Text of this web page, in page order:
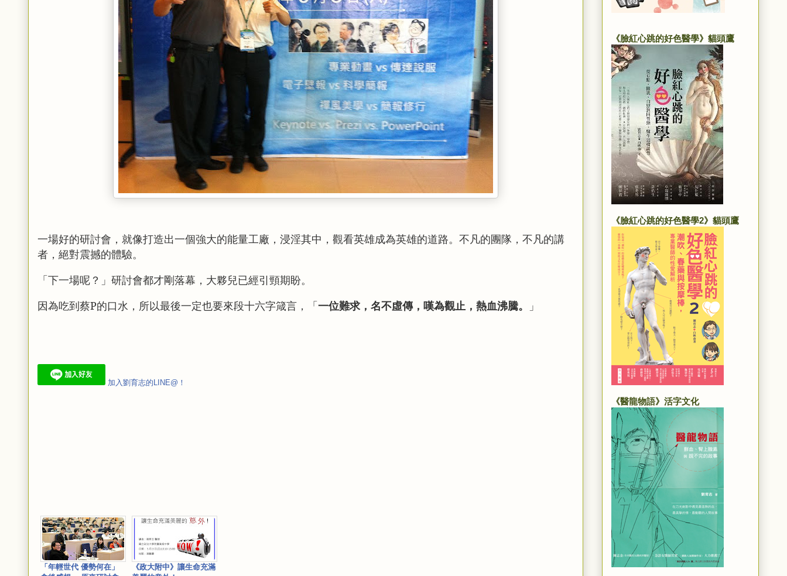
一場好的研討會，就像打造出一個強大的能量工廠，浸淫其中，觀看英雄成為英雄的道路。不凡的團隊，不凡的講
者，絕對震撼的體驗。
「下一場呢？」研討會都才剛落幕，大夥兒已經引頸期盼。
因為吃到蔡P的口水，所以最後一定也要來段十六字箴言，「一位難求，名不虛傳，嘆為觀止，熱血沸騰。 」
加入劉育志的LINE@！
「年輕世代 優勢何在」
《政大附中》讓生命充滿
《臉紅心跳的好色醫學》貓頭鷹
《臉紅心跳的好色醫學2》貓頭鷹
《醫龍物語》活字文化